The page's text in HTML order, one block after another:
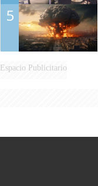
5
Espacio Publicitario